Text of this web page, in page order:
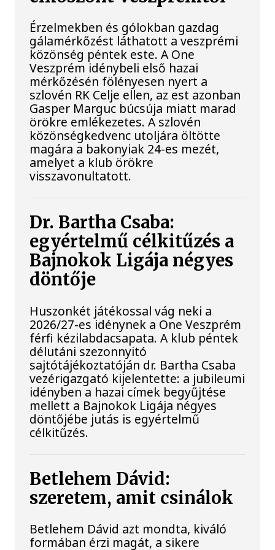
Érzelmekben és gólokban gazdag
gálamérkőzést láthatott a veszprémi
közönség péntek este. A One
Veszprém idénybeli első hazai
mérkőzésén fölényesen nyert a
szlovén RK Celje ellen, az est azonban
Gasper Marguc búcsúja miatt marad
örökre emlékezetes. A szlovén
közönségkedvenc utoljára öltötte
magára a bakonyiak 24-es mezét,
amelyet a klub örökre
visszavonultatott.
Dr. Bartha Csaba:
egyértelmű célkitűzés a
Bajnokok Ligája négyes
döntője
Huszonkét játékossal vág neki a
2026/27-es idénynek a One Veszprém
férfi kézilabdacsapata. A klub péntek
délutáni szezonnyitó
sajtótájékoztatóján dr. Bartha Csaba
vezérigazgató kijelentette: a jubileumi
idényben a hazai címek begyűjtése
mellett a Bajnokok Ligája négyes
döntőjébe jutás is egyértelmű
célkitűzés.
Betlehem Dávid:
szeretem, amit csinálok
Betlehem Dávid azt mondta, kiváló
formában érzi magát, a sikere